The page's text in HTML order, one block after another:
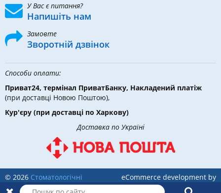
У Вас є питання?
Напишіть нам
Замовте
Зворотній дзвінок
Способи оплати:
Приват24, термінал ПриватБанку, Накладений платіж
(при доставці Новою Поштою),
Кур'єру (при доставці по Харкову)
Доставка по Україні
© 2026 Стоматологічні
інструменти, матеріали та
eCommerce development by